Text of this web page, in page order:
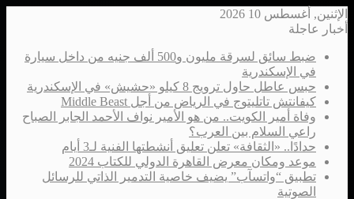
الإثنين, أغسطس 10 2026
أخبار عاجلة
ضبط سائق لسرقة مليون و500 ألف جنيه من داخل سيارة
في الإسكندرية
حبس عاطل حاول ترويج 8 كيلو «حشيش» في الإسكندرية
كيفانتش تاتليتوج في الرياض من أجل Middle Beast
وفاة أمير الكويت.. من هو الأمير نواف الأحمد الجابر الصباح
راعي السلام بين العرب؟
حدادًا.. «الثقافة» تعلن تعليق أنشطتها الفنية لـ3 أيام
موعد ومكان معرض القاهرة الدولي للكتاب 2024
تطبيق “واتسآب” يضيف خاصية التدمير الذاتي للرسائل
الصوتية